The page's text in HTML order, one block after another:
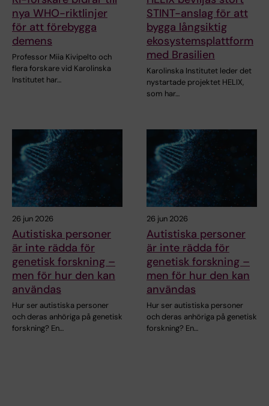
nya WHO-riktlinjer
för att förebygga
demens
Professor Miia Kivipelto och
flera forskare vid Karolinska
Institutet har…
STINT-anslag för att
bygga långsiktig
ekosystemsplattform
med Brasilien
Karolinska Institutet leder det
nystartade projektet HELIX,
som har…
26 jun 2026
Autistiska personer
är inte rädda för
genetisk forskning –
men för hur den kan
användas
Hur ser autistiska personer
och deras anhöriga på genetisk
forskning? En…
26 jun 2026
Autistiska personer
är inte rädda för
genetisk forskning –
men för hur den kan
användas
Hur ser autistiska personer
och deras anhöriga på genetisk
forskning? En…